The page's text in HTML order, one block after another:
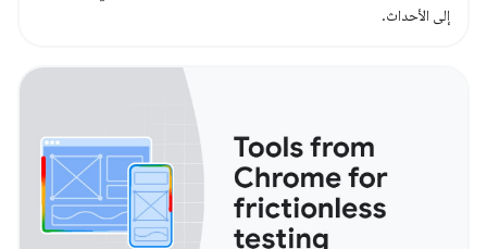
إلى الأحداث.